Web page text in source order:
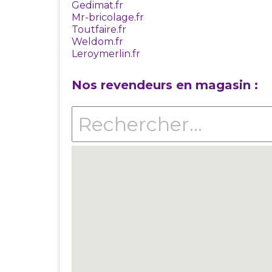
Gedimat.fr
Mr-bricolage.fr
Toutfaire.fr
Weldom.fr
Leroymerlin.fr
Nos revendeurs en magasin :